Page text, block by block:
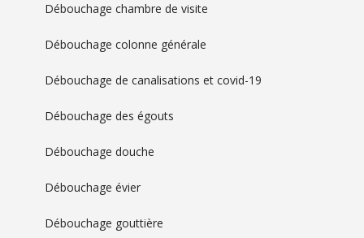
Débouchage chambre de visite
Débouchage colonne générale
Débouchage de canalisations et covid-19
Débouchage des égouts
Débouchage douche
Débouchage évier
Débouchage gouttière